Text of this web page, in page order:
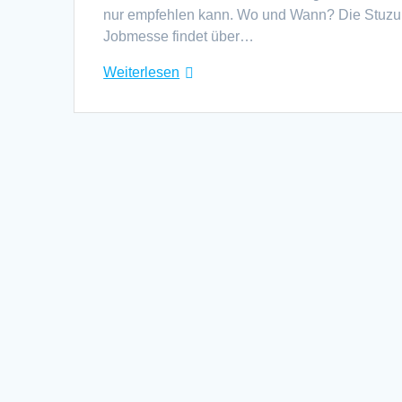
nur empfehlen kann. Wo und Wann? Die
Jobmesse findet über…
Weiterlesen